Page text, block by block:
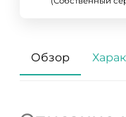
Обзор